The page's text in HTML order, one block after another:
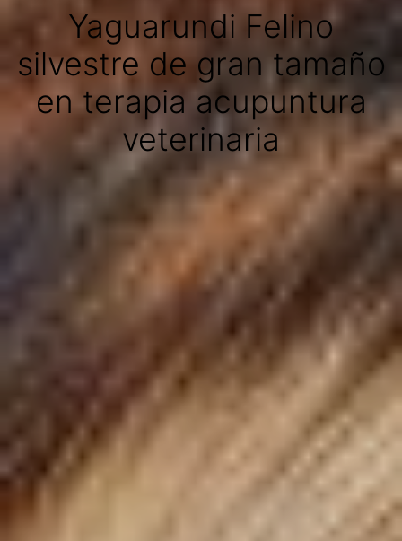
Yaguarundi Felino
silvestre de gran tamaño
en terapia acupuntura
veterinaria